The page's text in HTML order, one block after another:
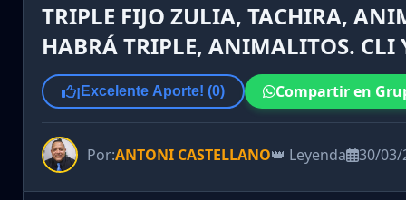
TRIPLE FIJO ZULIA, TACHIRA,
HABRÁ TRIPLE, ANIMALITOS. CLI
¡Excelente Aporte! (0) Compartir en
Por:ANTONI CASTELLANO👑 Leyenda 30/03/